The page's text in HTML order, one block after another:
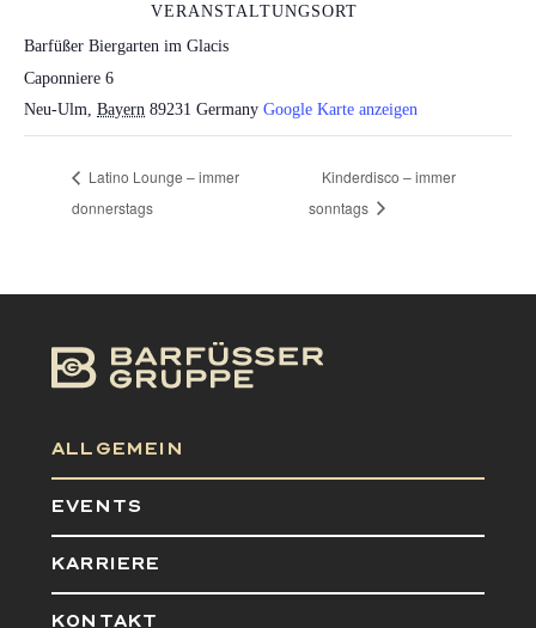
VERANSTALTUNGSORT
Barfüßer Biergarten im Glacis
Caponniere 6
Neu-Ulm Bayern 89231 Germany Google Karte anzeigen
Latino Lounge – immer
donnerstags
Kinderdisco – immer
sonntags
ALLGEMEIN
EVENTS
KARRIERE
KONTAKT